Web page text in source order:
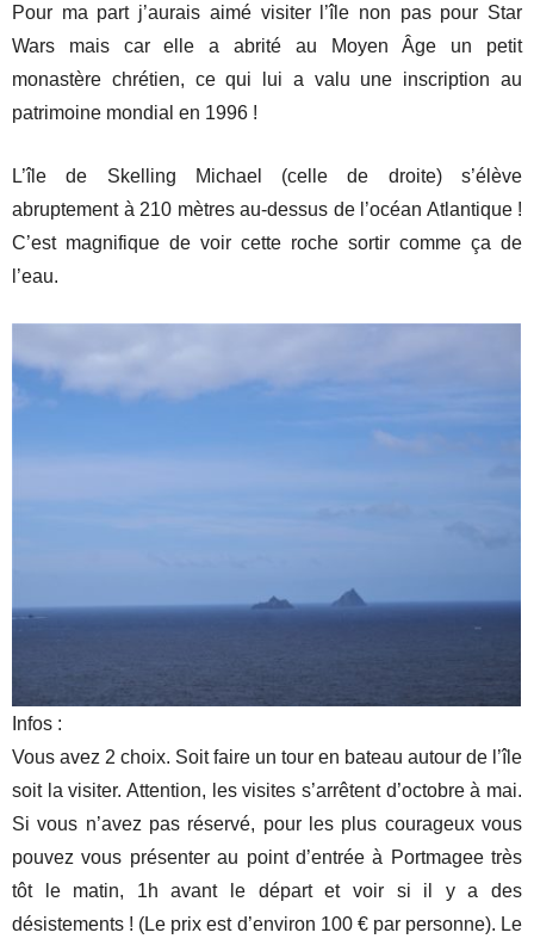
Pour ma part j’aurais aimé visiter l’île non pas pour Star
Wars mais car elle a abrité au Moyen Âge un petit
monastère chrétien, ce qui lui a valu une inscription au
patrimoine mondial en 1996 !
L’île de Skelling Michael (celle de droite) s’élève
abruptement à 210 mètres au-dessus de l’océan Atlantique !
C’est magnifique de voir cette roche sortir comme ça de
l’eau.
Infos :
Vous avez 2 choix. Soit faire un tour en bateau autour de l’île
soit la visiter. Attention, les visites s’arrêtent d’octobre à mai.
Si vous n’avez pas réservé, pour les plus courageux vous
pouvez vous présenter au point d’entrée à Portmagee très
tôt le matin, 1h avant le départ et voir si il y a des
désistements ! (Le prix est d’environ 100 € par personne). Le